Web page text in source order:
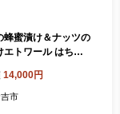
蜂蜜漬け＆ナッツの
エトワール はちみ
市
14,000円
市